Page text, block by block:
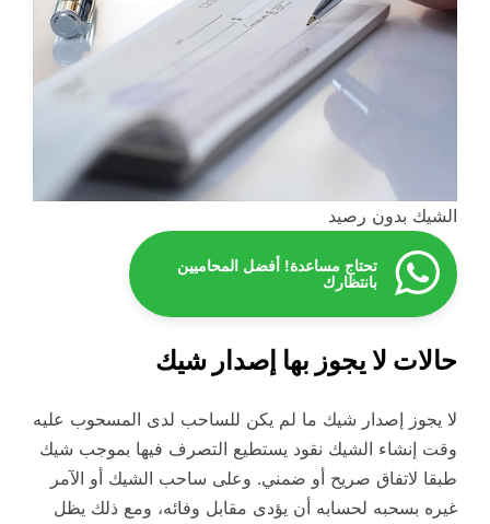
الشيك بدون رصيد
تحتاج مساعدة! أفضل المحاميين
بانتظارك
حالات لا يجوز بها إصدار شيك
لا يجوز إصدار شيك ما لم يكن للساحب لدى المسحوب عليه
وقت إنشاء الشيك نقود يستطيع التصرف فيها بموجب شيك
طبقا لاتفاق صريح أو ضمني. وعلى ساحب الشيك أو الآمر
غيره بسحبه لحسابه أن يؤدى مقابل وفائه، ومع ذلك يظل